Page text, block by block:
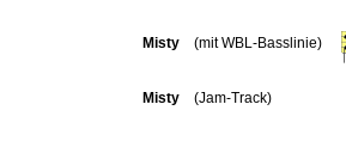
Misty (mit WBL-Basslinie)
Misty (Jam-Track)